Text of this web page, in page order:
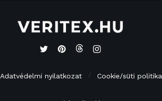
Adatvédelmi nyilatkozat Cookie/süti politika